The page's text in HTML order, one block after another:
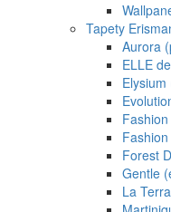
Tapety
Aurora
ELLE
Forest
Gentle
La